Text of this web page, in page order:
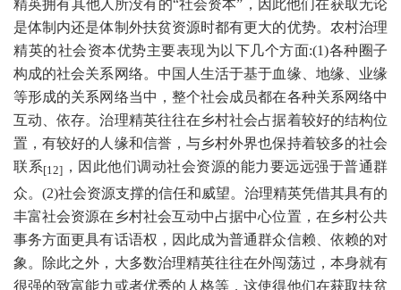
精英拥有其他人所没有的“社会资本”，因此他们在获取无论
是体制内还是体制外扶贫资源时都有更大的优势。农村治理
精英的社会资本优势主要表现为以下几个方面:(1)各种圈子
构成的社会关系网络。中国人生活于基于血缘、地缘、业缘
等形成的关系网络当中，整个社会成员都在各种关系网络中
互动、依存。治理精英往往在乡村社会占据着较好的结构位
置，有较好的人缘和信誉，与乡村外界也保持着较多的社会
联系[12] ，因此他们调动社会资源的能力要远远强于普通群
众。 (2)社会资源支撑的信任和威望。治理精英凭借其具有的
丰富社会资源在乡村社会互动中占据中心位置，在乡村公共
事务方面更具有话语权，因此成为普通群众信赖、依赖的对
象。除此之外，大多数治理精英往往在外闯荡过，本身就有
很强的致富能力或者优秀的人格等，这使得他们在获取扶贫